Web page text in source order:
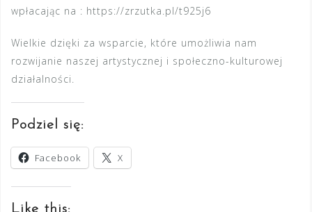
wpłacając na : https://zrzutka.pl/t925j6
Wielkie dzięki za wsparcie, które umożliwia nam
rozwijanie naszej artystycznej i społeczno-kulturowej
działalności.
Podziel się:
Facebook X
Like this: